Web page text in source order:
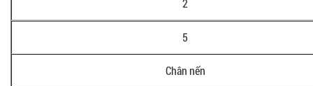
5
Chân nến